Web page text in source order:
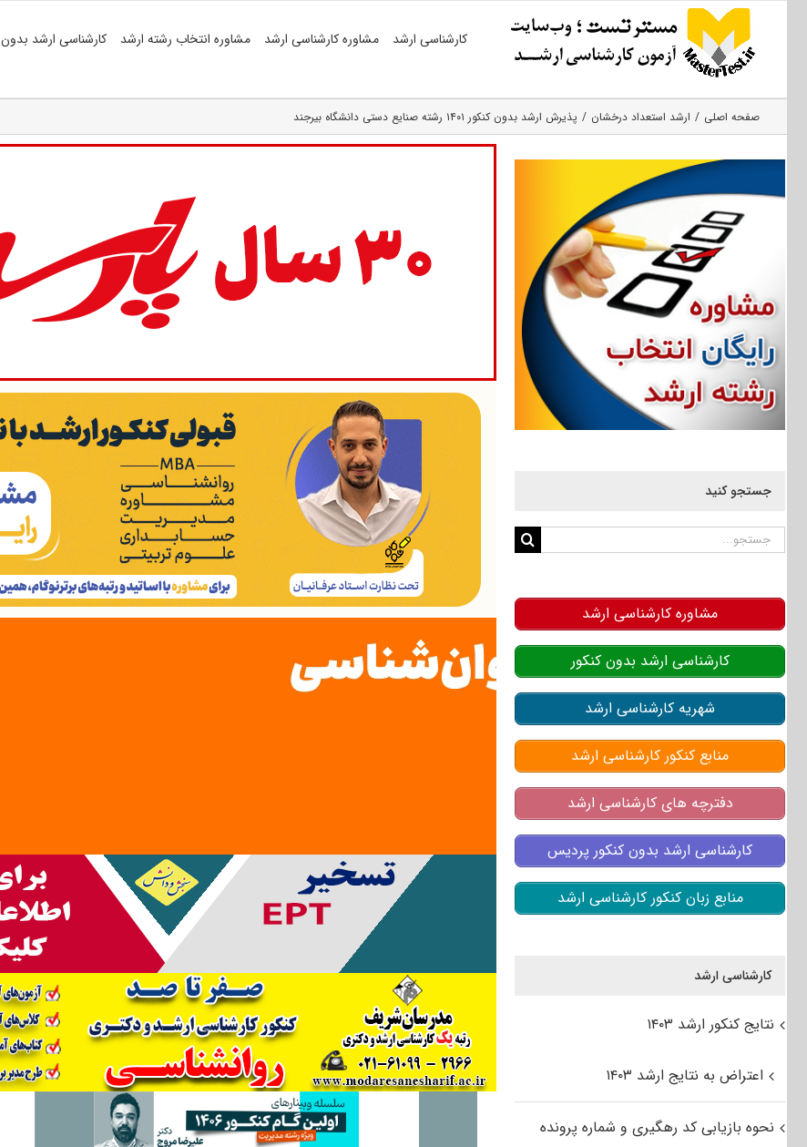
کارشناسی ارشد مشاوره کارشناسی ارشد مشاوره انتخاب رشته ارشد کارشناسی ارشد بدون
صفحه اصلی ارشد استعداد درخشان پذیرش ارشد بدون کنکور ۱۴۰۱ رشته صنایع دستی دانشگاه بیرجند
جستجو کنید
جستجو
مشاوره کارشناسی ارشد
کارشناسی ارشد بدون کنکور
شهریه کارشناسی ارشد
منابع کنکور کارشناسی ارشد
دفترچه های کارشناسی ارشد
کارشناسی ارشد بدون کنکور پردیس
منابع زبان کنکور کارشناسی ارشد
کارشناسی ارشد
نتایج کنکور ارشد ۱۴۰۳
اعتراض به نتایج ارشد ۱۴۰۳
نحوه بازیابی کد رهگیری و شماره پرونده